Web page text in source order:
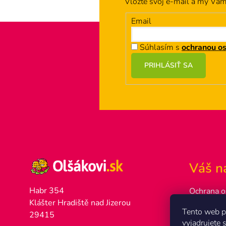
Tento web
vyjadrujete
Email
Súhlasím s ochranou
PRIHLÁSIŤ SA
Habr 354
Klášter Hradiště nad Jizerou
29415
Váš
Ochrana
Poštovné